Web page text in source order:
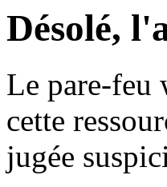
Désolé,
Le pare-feu
cette
jugée